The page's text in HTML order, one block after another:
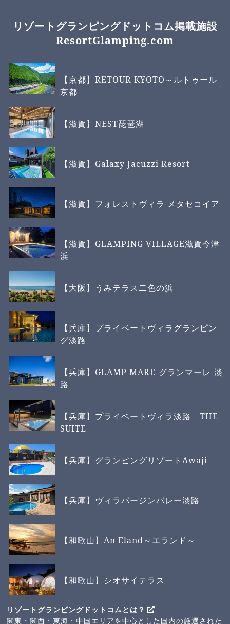
リゾートグランピングドットコム掲載施設
ResortGlamping.com
【京都】RETOUR KYOTO～ルトゥール
京都
【滋賀】NEST琵琶湖
【滋賀】Galaxy Jacuzzi Resort
【滋賀】フォレストヴィラ メタセコイア
【滋賀】GLAMPING VILLAGE滋賀今津
浜
【大阪】うみテラス二色の浜
【兵庫】プライベートヴィラグランピン
グ淡路
【兵庫】GLAMP MARE-グランマーレ-淡
路
【兵庫】プライベートヴィラ淡路 THE
SUITE
【兵庫】グランピングリゾートAwaji
【兵庫】ヴィラバージンバレー淡路
【和歌山】An Eland～エランド～
【和歌山】シオサイテラス
リゾートグランピングドットコムとは？
関東・関西・東海・中国エリアを中心とした国内の厳選された